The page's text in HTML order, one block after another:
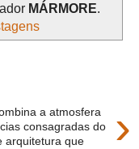
MÁRMORE.
›
a atmosfera
consagradas do
arquitetura que